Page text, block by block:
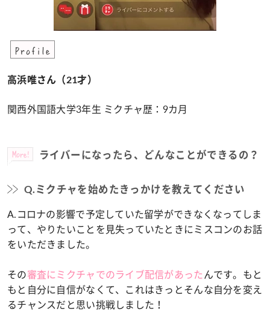
Profile
高浜唯さん（21才）
関西外国語大学3年生 ミクチャ歴：9カ月
More! ライバーになったら、どんなことができるの？
Q.ミクチャを始めたきっかけを教えてください
A.コロナの影響で予定していた留学ができなくなってしま
って、やりたいことを見失っていたときにミスコンのお話
をいただきました。
その審査にミクチャでのライブ配信があったんです。もと
もと自分に自信がなくて、これはきっとそんな自分を変え
るチャンスだと思い挑戦しました！